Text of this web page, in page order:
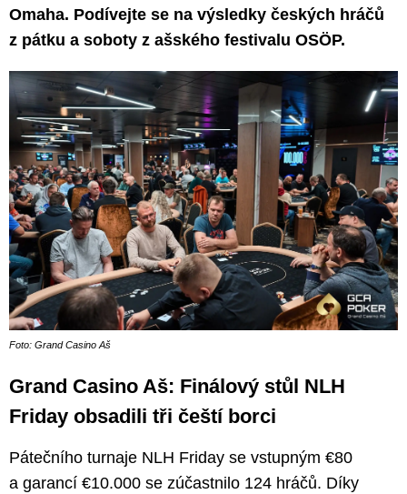
Omaha. Podívejte se na výsledky českých hráčů
z pátku a soboty z ašského festivalu OSÖP.
Foto: Grand Casino Aš
Grand Casino Aš: Finálový stůl NLH
Friday obsadili tři čeští borci
Pátečního turnaje NLH Friday se vstupným €80
a garancí €10.000 se zúčastnilo 124 hráčů. Díky